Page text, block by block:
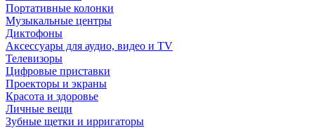
Портативные колонки
Музыкальные центры
Диктофоны
Аксессуары для аудио, видео и TV
Телевизоры
Цифровые приставки
Проекторы и экраны
Красота и здоровье
Личные вещи
Зубные щетки и ирригаторы